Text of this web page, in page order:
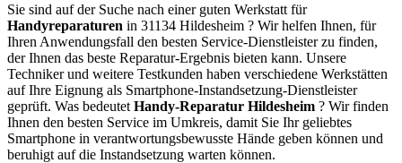
Sie sind auf der Suche nach einer guten Werkstatt für
Handyreparaturen in 31134 Hildesheim ? Wir helfen Ihnen, für
Ihren Anwendungsfall den besten Service-Dienstleister zu finden,
der Ihnen das beste Reparatur-Ergebnis bieten kann. Unsere
Techniker und weitere Testkunden haben verschiedene Werkstätten
auf Ihre Eignung als Smartphone-Instandsetzung-Dienstleister
geprüft. Was bedeutet Handy-Reparatur Hildesheim ? Wir finden
Ihnen den besten Service im Umkreis, damit Sie Ihr geliebtes
Smartphone in verantwortungsbewusste Hände geben können und
beruhigt auf die Instandsetzung warten können.